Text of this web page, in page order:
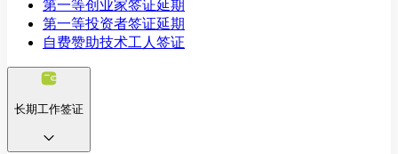
第一等创业家签证延期
第一等投资者签证延期
自费赞助技术工人签证
长期工作签证